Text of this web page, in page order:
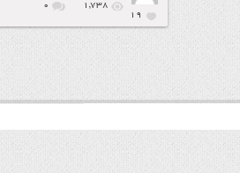
1,738
۰
19